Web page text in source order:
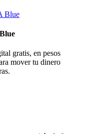
gratis, en pesos
mover tu dinero